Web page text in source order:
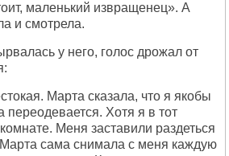
маленький извращенец». А
и смотрела.
у него, голос дрожал от
Марта сказала, что я якобы
переодевается. Хотя я в тот
Меня заставили раздеться
сама снимала с меня каждую